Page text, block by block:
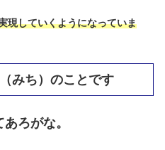
現していくようになっていま
みち）のことです
ろがな。